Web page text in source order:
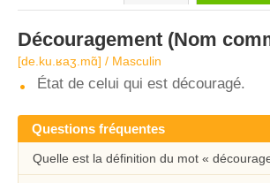
Découragement (Nom
[de.ku.ʁaʒ.mɑ̃] / Masculin
État de celui qui est découragé.
Questions fréquentes
Quelle est la définition du mot «